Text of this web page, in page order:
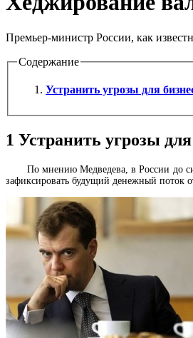
Премьер-министр России, как
Содержание
Устранить угрозы для
1 Устранить угрозы для
По мнению Медведева, в России до
зафиксировать будущий денежный поток